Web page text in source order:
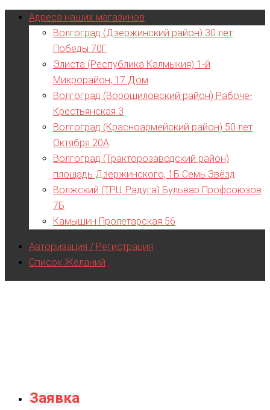
Адреса наших магазинов
Волгоград (Дзержинский район) 30 лет
Победы 70Г
Элиста (Республика Калмыкия) 1-й
Микрорайон, 17 Дом
Волгоград (Ворошиловский район) Рабоче-
Крестьянская 3
Волгоград (Красноармейский район) 50 лет
Октября 20А
Волгоград (Тракторозаводский район)
площадь Дзержинского, 1Б Семь Звёзд
Волжский (ТРЦ Радуга) Бульвар Профсоюзов
7Б
Камышин Пролетарская 56
Авторизация / Регистрация
Список Желаний
Заявка